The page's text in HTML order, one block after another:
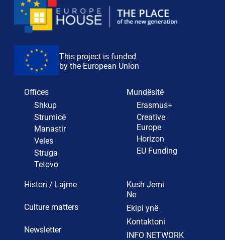
This project is funded
by the European Union
Offices
Shkup
Strumicë
Manastir
Veles
Struga
Tetovo
Mundësitë
Erasmus+
Creative
Europe
Horizon
EU Funding
Histori / Lajme
Culture matters
Newsletter
Kush Jemi
Ne
Ekipi ynë
Kontaktoni
INFO NETWORK